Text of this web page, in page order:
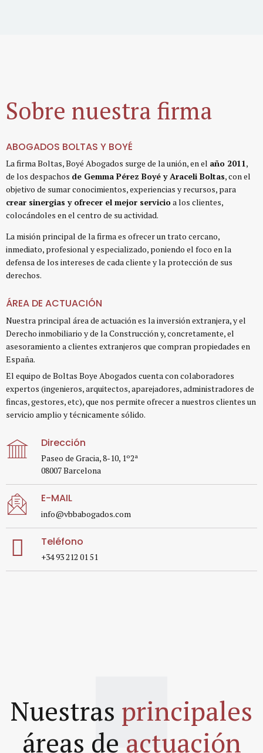
Sobre nuestra firma
ABOGADOS BOLTAS Y BOYÉ
La firma Boltas, Boyé Abogados surge de la unión, en el año 2011,
de los despachos de Gemma Pérez Boyé y Araceli Boltas, con el
objetivo de sumar conocimientos, experiencias y recursos, para
crear sinergias y ofrecer el mejor servicioa los clientes,
colocándoles en el centro de su actividad.
La misión principal de la firma es ofrecer un trato cercano,
inmediato, profesional y especializado, poniendo el foco en la
defensa de los intereses de cada cliente y la protección de sus
derechos.
ÁREA DE ACTUACIÓN
Nuestra principal área de actuación es la inversión extranjera, y el
Derecho inmobiliario y de la Construcción y, concretamente, el
asesoramiento a clientes extranjeros que compran propiedades en
España.
El equipo de Boltas Boye Abogados cuenta con colaboradores
expertos (ingenieros, arquitectos, aparejadores, administradores de
fincas, gestores, etc), que nos permite ofrecer a nuestros clientes un
servicio amplio y técnicamente sólido.
Dirección
Paseo de Gracia, 8-10, 1º2ª
08007 Barcelona
E-MAIL
info@vbbabogados.com
Teléfono
+34 93 212 01 51
Nuestras principales
áreas de actuación